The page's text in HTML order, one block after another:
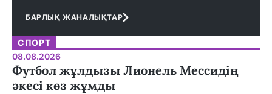
БАРЛЫҚ ЖАНАЛЫҚТАР
СПОРТ
08.08.2026
Футбол жұлдызы Лионель Мессидің
әкесі көз жұмды